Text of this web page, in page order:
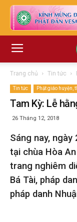
Trang chủ Tin tức
Tin tức Phật giáo huyện,
Tam Kỳ: Lễ
26 Tháng 12, 2018
Sáng nay,
tại chùa Hòa
trang nghiêm
Bá Tài, pháp
pháp danh